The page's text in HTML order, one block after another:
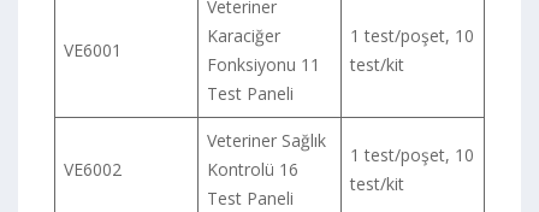
VE6001
Veteriner
Karaciğer
Fonksiyonu 11
Test Paneli
1 test/poşet, 10
test/kit
VE6002
Veteriner Sağlık
Kontrolü 16
Test Paneli
1 test/poşet, 10
test/kit